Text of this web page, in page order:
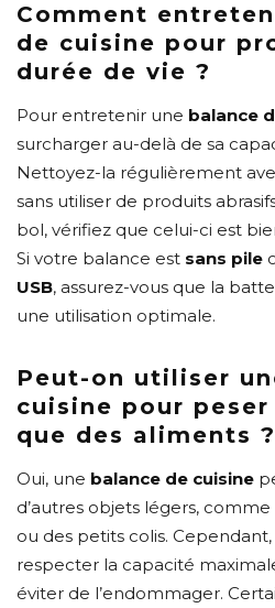
Comment
de cuisine pour
durée de vie ?
Pour entretenir une balance
surcharger au-delà de sa
Nettoyez-la régulièrement
sans utiliser de produits
bol, vérifiez que celui-ci est
Si votre balance est sans pile
USB, assurez-vous que la
une utilisation optimale.
Peut-on utiliser
cuisine pour
que des aliments ?
Oui, une balance de cuisine
d’autres objets légers,
ou des petits colis.
respecter la capacité
éviter de l’endommager.